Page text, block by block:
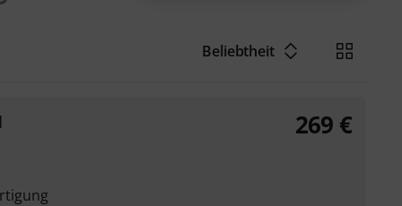
Beliebtheit
269 €